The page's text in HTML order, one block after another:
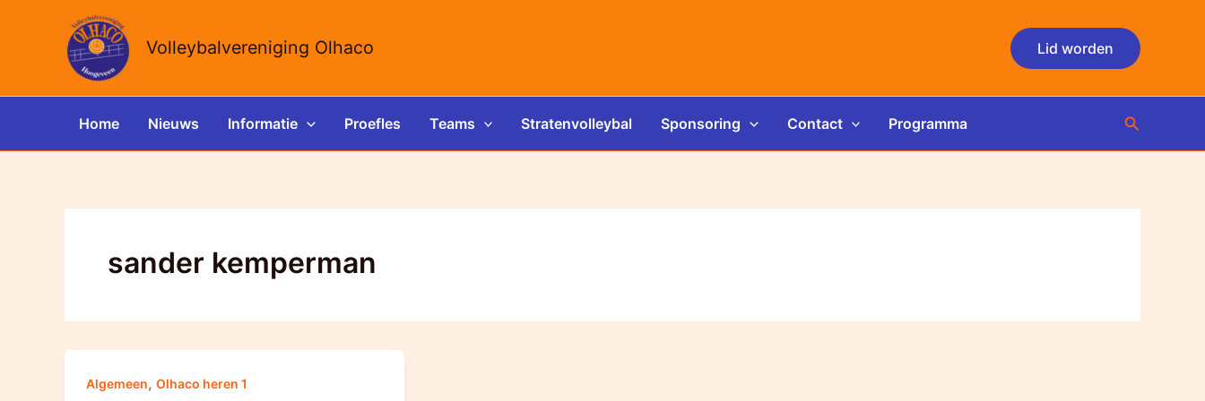
Volleybalvereniging Olhaco Lid worden
Home Nieuws Informatie Proefles Teams Stratenvolleybal Sponsoring Contact Programma Zoeken
sander kemperman
Algemeen, Olhaco heren 1